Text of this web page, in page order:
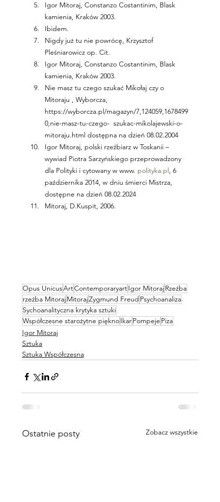
Igor Mitoraj, Constanzo Costantinim, Blask
kamienia, Kraków 2003.
Ibidem.
Nigdy już tu nie powrócę, Krzysztof
Pleśniarowicz op. Cit.
Igor Mitoraj, Constanzo Costantinim, Blask
kamienia, Kraków 2003.
Nie masz tu czego szukać Mikołaj czy o
Mitoraju , Wyborcza,
https://wyborcza.pl/magazyn/7,124059,1678499
0,nie-masz-tu-czego-  szukac-mikolajewski-o-
mitoraju.html dostępna na dzień 08.02.2004
Igor Mitoraj, polski rzeźbiarz w Toskanii –
wywiad Piotra Sarzyńskiego przeprowadzony
dla Polityki i cytowany w www. polityka.pl, 6
października 2014, w dniu śmierci Mistrza,
dostępne na dzień 08.02.2024
Mitoraj, D.Kuspit, 2006.
Opus UnicusArtContemporaryartIgor MitorajRzeźba
rzeźba MitorajMitorajZygmund Freud Psychoanaliza
Sychoanalityczna krytyka sztuki
Współczesne starożytne pięknoIkarPompeje Piza
Igor Mitoraj
Sztuka
Sztuka Współczesna
Ostatnie posty Zobacz wszystkie